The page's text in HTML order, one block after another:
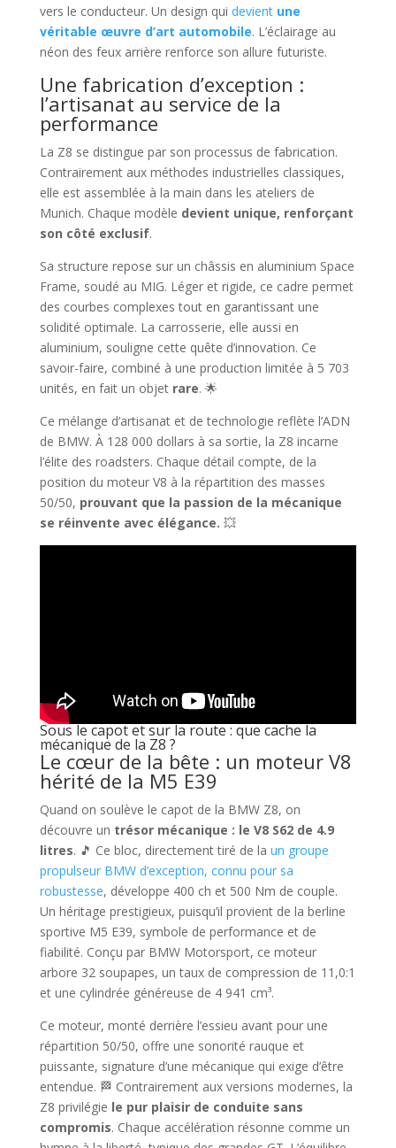
vers le conducteur. Un design qui devient une
véritable œuvre d’art automobile. L’éclairage au
néon des feux arrière renforce son allure futuriste.
Une fabrication d’exception :
l’artisanat au service de la
performance
La Z8 se distingue par son processus de fabrication.
Contrairement aux méthodes industrielles classiques,
elle est assemblée à la main dans les ateliers de
Munich. Chaque modèle devient unique, renforçant
son côté exclusif.
Sa structure repose sur un châssis en aluminium Space
Frame, soudé au MIG. Léger et rigide, ce cadre permet
des courbes complexes tout en garantissant une
solidité optimale. La carrosserie, elle aussi en
aluminium, souligne cette quête d’innovation. Ce
savoir-faire, combiné à une production limitée à 5 703
unités, en fait un objet rare. 🌟
Ce mélange d’artisanat et de technologie reflète l’ADN
de BMW. À 128 000 dollars à sa sortie, la Z8 incarne
l’élite des roadsters. Chaque détail compte, de la
position du moteur V8 à la répartition des masses
50/50, prouvant que la passion de la mécanique
se réinvente avec élégance. 💥
Sous le capot et sur la route : que cache la
mécanique de la Z8 ?
Le cœur de la bête : un moteur V8
hérité de la M5 E39
Quand on soulève le capot de la BMW Z8, on
découvre un trésor mécanique : le V8 S62 de 4.9
litres. 🎵 Ce bloc, directement tiré de la un groupe
propulseur BMW d’exception, connu pour sa
robustesse, développe 400 ch et 500 Nm de couple.
Un héritage prestigieux, puisqu’il provient de la berline
sportive M5 E39, symbole de performance et de
fiabilité. Conçu par BMW Motorsport, ce moteur
arbore 32 soupapes, un taux de compression de 11,0:1
et une cylindrée généreuse de 4 941 cm³.
Ce moteur, monté derrière l’essieu avant pour une
répartition 50/50, offre une sonorité rauque et
puissante, signature d’une mécanique qui exige d’être
entendue. 🏁 Contrairement aux versions modernes, la
Z8 privilégie le pur plaisir de conduite sans
compromis. Chaque accélération résonne comme un